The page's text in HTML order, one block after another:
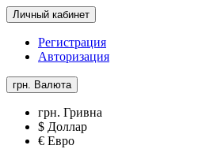
Личный кабинет
Регистрация
Авторизация
грн. Валюта
грн. Гривна
$ Доллар
€ Евро